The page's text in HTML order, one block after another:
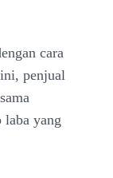
cara
penjual
laba yang